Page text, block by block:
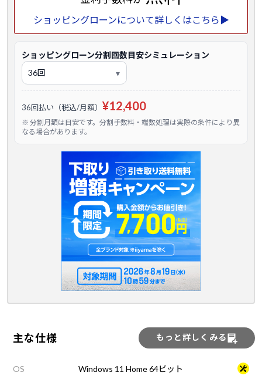
ショッピングローンについて詳しくはこちら▶
ショッピングローン分割回数目安シミュレーション
36回払い（税込/月額） ¥12,400
※ 分割月額は目安です。分割手数料・端数処理は実際の条件により異
なる場合があります。
主な仕様 もっと詳しくみる
OS Windows 11 Home 64ビット